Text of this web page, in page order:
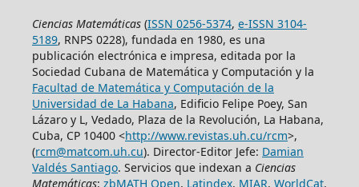
Ciencias Matemáticas(ISSN 0256-5374, e-ISSN 3104-
5189, RNPS 0228), fundada en 1980, es una
publicación electrónica e impresa, editada por la
Sociedad Cubana de Matemática y Computación y la
Facultad de Matemática y Computación de la
Universidad de La Habana, Edificio Felipe Poey, San
Lázaro y L, Vedado, Plaza de la Revolución, La Habana,
Cuba, CP 10400 <http://www.revistas.uh.cu/rcm>,
(rcm@matcom.uh.cu). Director-Editor Jefe: Damian
Valdés Santiago. Servicios que indexan a Ciencias
Matemáticas: zbMATH Open, Latindex, MIAR, WorldCat,